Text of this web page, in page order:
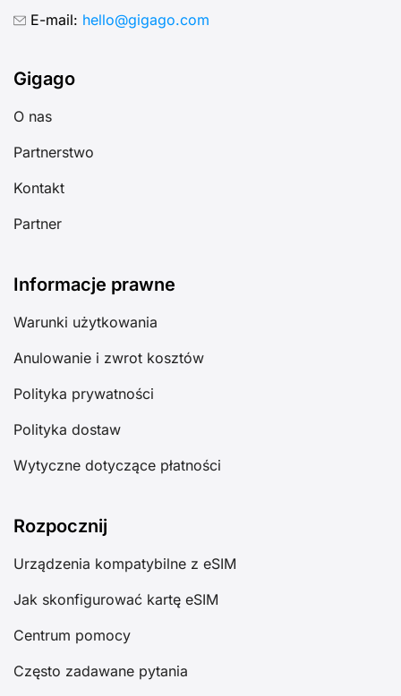
E-mail: hello@gigago.com
Gigago
O nas
Partnerstwo
Kontakt
Partner
Informacje prawne
Warunki użytkowania
Anulowanie i zwrot kosztów
Polityka prywatności
Polityka dostaw
Wytyczne dotyczące płatności
Rozpocznij
Urządzenia kompatybilne z eSIM
Jak skonfigurować kartę eSIM
Centrum pomocy
Często zadawane pytania